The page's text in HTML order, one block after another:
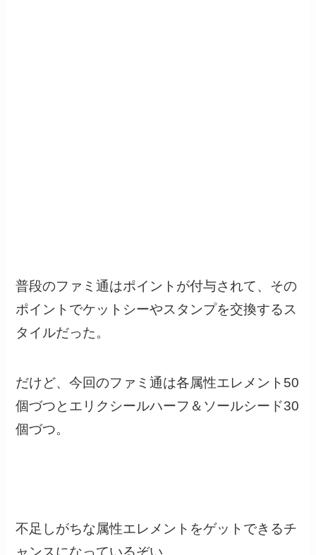
普段のファミ通はポイントが付与されて、その
ポイントでケットシーやスタンプを交換するス
タイルだった。
だけど、今回のファミ通は各属性エレメント50
個づつとエリクシールハーフ＆ソールシード30
個づつ。
不足しがちな属性エレメントをゲットできるチ
ャンスになっているぞい。